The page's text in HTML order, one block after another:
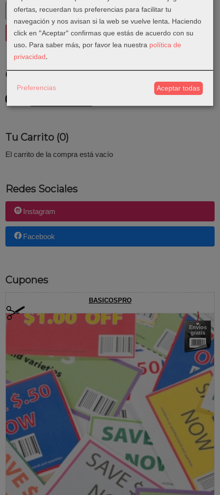
Costes de Envío
GRATIS *
Consultar Destinos
Tu Carrito (0)
El carrito de la compra está vacío
Redes Sociales
Instagram
Facebook
Cupones
BASICOSPRO
Envíos
gratis
ofertas, recuerdan tus preferencias para facilitar tu
navegación y nos avisan si la web se vuelve lenta. Haciendo
click en "Aceptar" confirmas que estás de acuerdo con su
uso. Para saber más, por favor lea nuestra política de
privacidad.
Preferencias Aceptar todas